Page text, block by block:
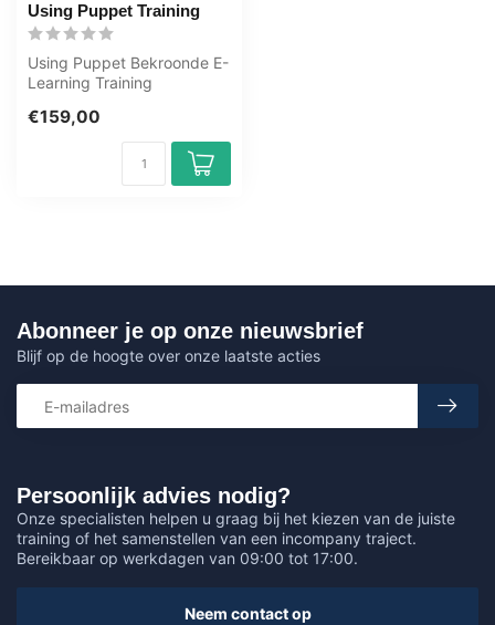
Using Puppet Training
Using Puppet Bekroonde E-
Learning Training
video's met ...
€159,00
Persoonlijk advies nodig?
Onze specialisten helpen u graag bij het kiezen van de juiste
training of het samenstellen van een incompany traject.
Bereikbaar op werkdagen van 09:00 tot 17:00.
Neem contact op
Abonneer je op onze nieuwsbrief
Blijf op de hoogte over onze laatste acties